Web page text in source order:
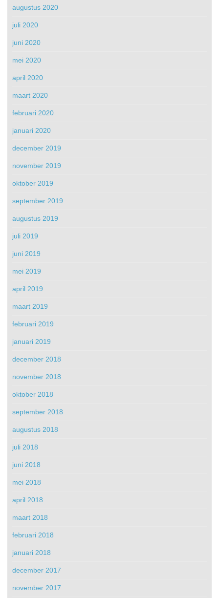
augustus 2020
juli 2020
juni 2020
mei 2020
april 2020
maart 2020
februari 2020
januari 2020
december 2019
november 2019
oktober 2019
september 2019
augustus 2019
juli 2019
juni 2019
mei 2019
april 2019
maart 2019
februari 2019
januari 2019
december 2018
november 2018
oktober 2018
september 2018
augustus 2018
juli 2018
juni 2018
mei 2018
april 2018
maart 2018
februari 2018
januari 2018
december 2017
november 2017